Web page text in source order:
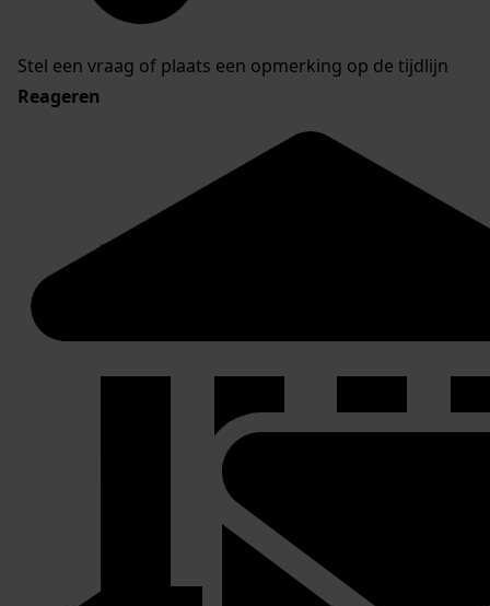
Stel een vraag of plaats een opmerking op de tijdlijn
Reageren